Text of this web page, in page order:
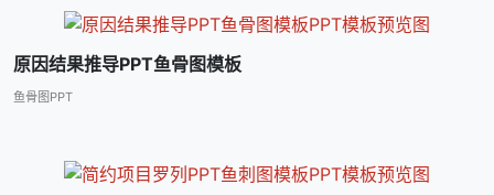
原因结果推导PPT鱼骨图模板
鱼骨图PPT